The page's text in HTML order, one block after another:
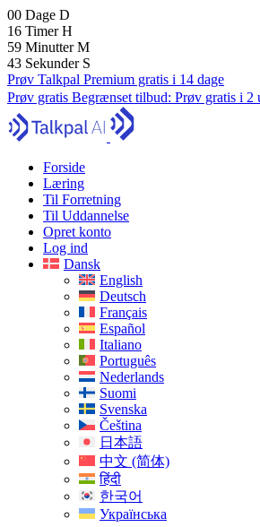
00 Dage D
16 TimerH
59 MinutterM
42 Sekunder S
Prøv Talkpal Premium gratis i 14 dage
Prøv gratis Begrænset tilbud: Prøv gratis i 2
Forside
Læring
Til Forretning
Til Uddannelse
Opret konto
Log ind
Dansk
English
Deutsch
Français
Español
Italiano
Português
Nederlands
Suomi
Svenska
Čeština
日本語
中文 (简体)
हिंदी
한국어
Українська